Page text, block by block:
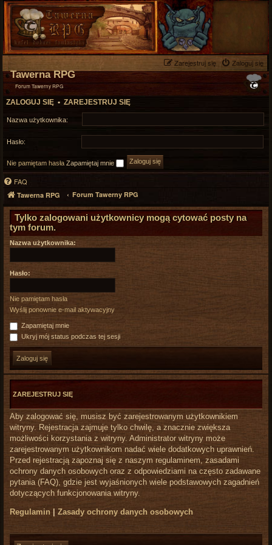
Zaloguj się
Zarejestruj się
Tawerna RPG
Forum Tawerny RPG
ZALOGUJ SIĘ • ZAREJESTRUJ SIĘ
Nazwa użytkownika:
Hasło:
Nie pamiętam hasła Zapamiętaj mnie
FAQ
Tawerna RPG Forum Tawerny RPG
Tylko zalogowani użytkownicy mogą cytować posty na
tym forum.
Nazwa użytkownika:
Hasło:
Nie pamiętam hasła
Wyślij ponownie e-mail aktywacyjny
Zapamiętaj mnie
Ukryj mój status podczas tej sesji
ZAREJESTRUJ SIĘ
Aby zalogować się, musisz być zarejestrowanym użytkownikiem
witryny. Rejestracja zajmuje tylko chwilę, a znacznie zwiększa
możliwości korzystania z witryny. Administrator witryny może
zarejestrowanym użytkownikom nadać wiele dodatkowych uprawnień.
Przed rejestracją zapoznaj się z naszym regulaminem, zasadami
ochrony danych osobowych oraz z odpowiedziami na często zadawane
pytania (FAQ), gdzie jest wyjaśnionych wiele podstawowych zagadnień
dotyczących funkcjonowania witryny.
Regulamin Zasady ochrony danych osobowych